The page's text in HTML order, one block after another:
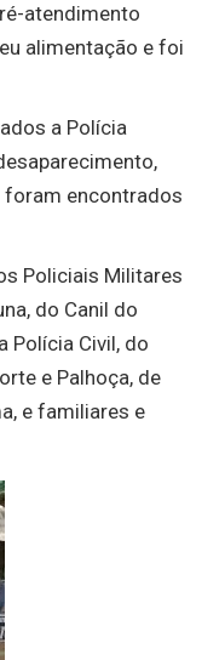
atendimento
alimentação e foi
a Polícia
encontrados
Policiais Militares
do Canil do
Polícia Civil, do
e Palhoça, de
e familiares e